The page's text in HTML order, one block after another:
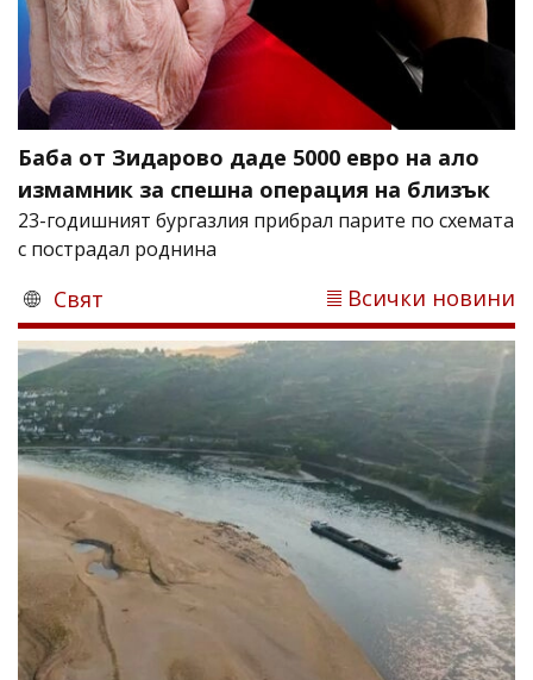
Баба от Зидарово даде 5000 евро на ало
измамник за спешна операция на близък
23-годишният бургазлия прибрал парите по схемата
с пострадал роднина
Свят Всички новини